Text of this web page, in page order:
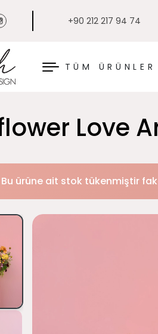
+90 212 217 94 74
TÜM ÜRÜNLER
Love
Bu ürüne ait stok tükenmiştir